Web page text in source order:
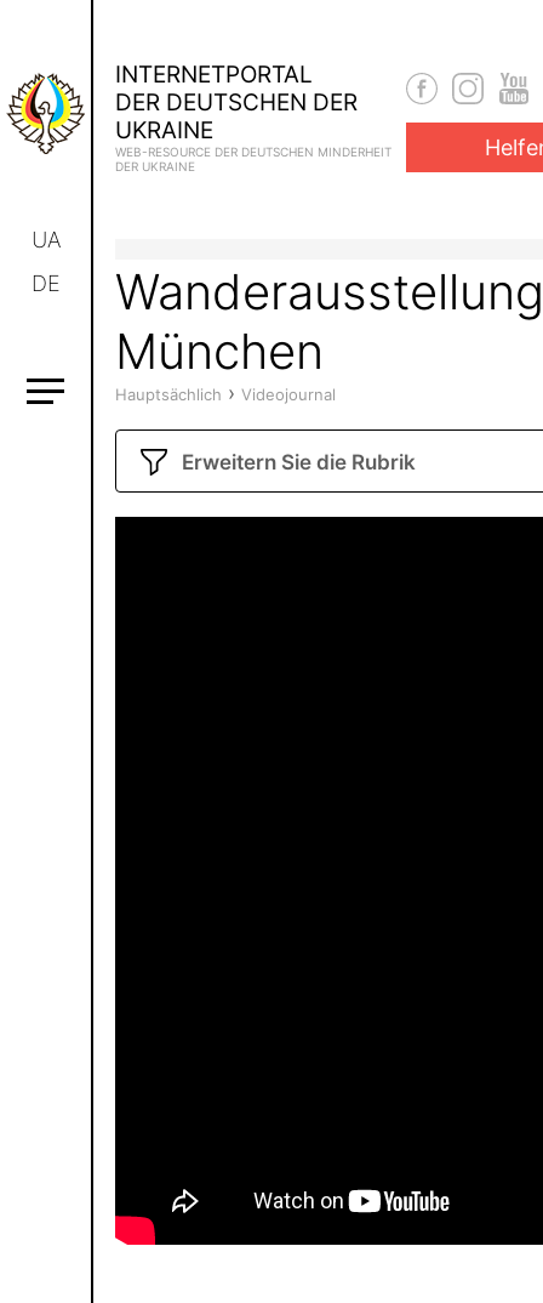
UA
DE
INTERNETPORTAL
DER DEUTSCHEN DER
UKRAINE
WEB-RESOURCE DER DEUTSCHEN MINDERHEIT
DER UKRAINE
München
Hauptsächlich › Videojournal
Erweitern Sie die Rubrik